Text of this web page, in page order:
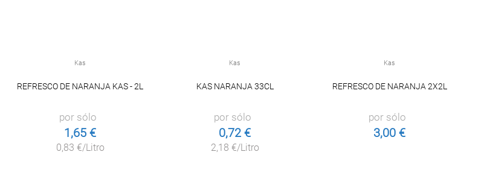
Kas
REFRESCO DE NARANJA KAS - 2L
por sólo
1,65 €
0,83 €/Litro
Kas
KAS NARANJA 33CL
por sólo
0,72 €
2,18 €/Litro
Kas
REFRESCO DE NARANJA 2X2L
por sólo
3,00 €